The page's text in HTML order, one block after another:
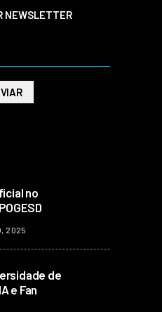
NEWSLETTER
no
2025
de
e Fan